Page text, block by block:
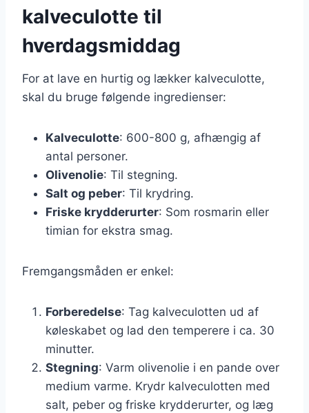
kalveculotte til
hverdagsmiddag
For at lave en hurtig og lækker kalveculotte,
skal du bruge følgende ingredienser:
Kalveculotte: 600-800 g, afhængig af
antal personer.
Olivenolie: Til stegning.
Salt og peber: Til krydring.
Friske krydderurter: Som rosmarin eller
timian for ekstra smag.
Fremgangsmåden er enkel:
Forberedelse: Tag kalveculotten ud af
køleskabet og lad den temperere i ca. 30
minutter.
Stegning: Varm olivenolie i en pande over
medium varme. Krydr kalveculotten med
salt, peber og friske krydderurter, og læg